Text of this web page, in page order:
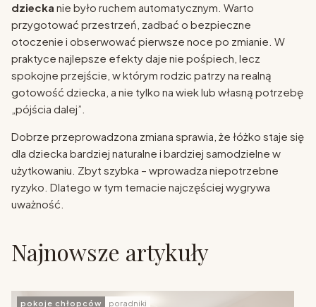
dziecka nie było ruchem automatycznym. Warto
przygotować przestrzeń, zadbać o bezpieczne
otoczenie i obserwować pierwsze noce po zmianie. W
praktyce najlepsze efekty daje nie pośpiech, lecz
spokojne przejście, w którym rodzic patrzy na realną
gotowość dziecka, a nie tylko na wiek lub własną potrzebę
„pójścia dalej”.
Dobrze przeprowadzona zmiana sprawia, że łóżko staje się
dla dziecka bardziej naturalne i bardziej samodzielne w
użytkowaniu. Zbyt szybka – wprowadza niepotrzebne
ryzyko. Dlatego w tym temacie najczęściej wygrywa
uważność.
Najnowsze artykuły
pokoje chłopców poradniki